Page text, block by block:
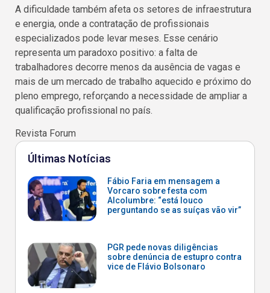
A dificuldade também afeta os setores de infraestrutura
e energia, onde a contratação de profissionais
especializados pode levar meses. Esse cenário
representa um paradoxo positivo: a falta de
trabalhadores decorre menos da ausência de vagas e
mais de um mercado de trabalho aquecido e próximo do
pleno emprego, reforçando a necessidade de ampliar a
qualificação profissional no país.
Revista Forum
Últimas Notícias
Fábio Faria em mensagem a
Vorcaro sobre festa com
Alcolumbre: “está louco
perguntando se as suíças vão vir”
PGR pede novas diligências
sobre denúncia de estupro contra
vice de Flávio Bolsonaro